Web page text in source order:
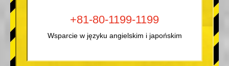
+81-80-1199-1199
Wsparcie w języku angielskim i japońskim